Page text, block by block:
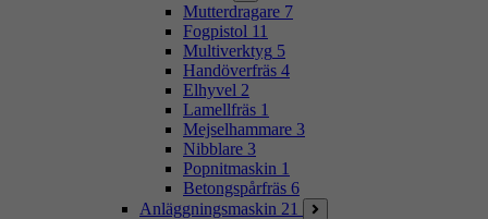
Mutterdragare 7
Fogpistol 11
Multiverktyg 5
Handöverfräs 4
Elhyvel 2
Lamellfräs 1
Mejselhammare 3
Nibblare 3
Popnitmaskin 1
Betongspårfräs 6
Anläggningsmaskin 21